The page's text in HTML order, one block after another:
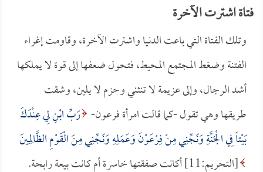
فتاة اشترت الآخرة
وتلك الفتاة التي باعت الدنيا واشترت الآخرة، وقاومت إغراء
الفتنة وضغط المجتمع المحيط، فتحول ضعفها إلى قوة لا يملكها
أشد الرجال، وإلى عزيمة لا تنثني وحزم لا يلين، وشقت
طريقها وهي تقول -كما قالت امرأة فرعون- رَبِّ ابْنِ لِي عِنْدَكَ
بَيْتاً فِي الْجَنَّةِ وَنَجِّنِي مِنْ فِرْعَوْنَ وَعَمَلِهِ وَنَجِّنِي مِنَ الْقَوْمِ الظَّالِمِينَ
[التحريم:11] أكانت صفقتها خاسرة أم كانت بيعة رابحة.